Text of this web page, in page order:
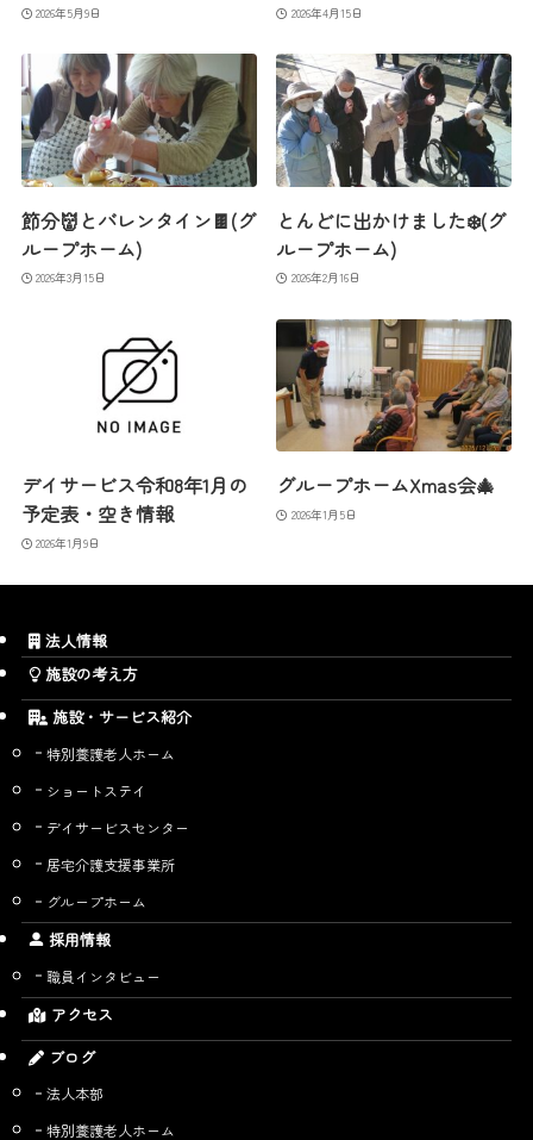
2026年5月9日 2026年4月15日
節分👹とバレンタイン🍫(グ
ループホーム)
2026年3月15日
とんどに出かけました❄️(グ
ループホーム)
2026年2月16日
デイサービス令和8年1月の
予定表・空き情報
2026年1月9日
グループホームXmas会🎄
2026年1月5日
法人情報
施設の考え方
施設・サービス紹介
特別養護老人ホーム
ショートステイ
デイサービスセンター
居宅介護支援事業所
グループホーム
採用情報
職員インタビュー
アクセス
ブログ
法人本部
特別養護老人ホーム